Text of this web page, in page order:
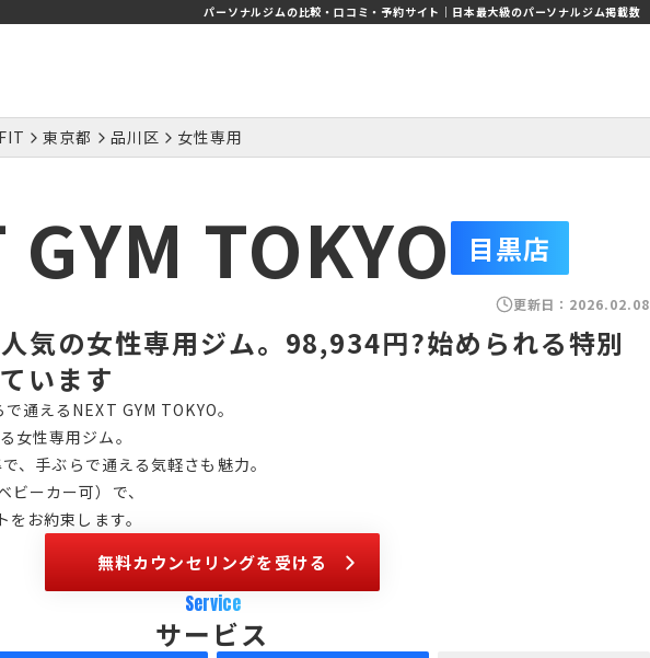
パーソナルジムの比較・口コミ・予約サイト｜日本最大級のパーソナルジム掲載数
東京都 品川区 女性専用
GYM TOKYO 目黒店
更新日： 2026.02.08
気の女性専用ジム。98,934円?始められる特別
います
通えるNEXT GYM TOKYO。
女性専用ジム。
、手ぶらで通える気軽さも魅力。
ーカー可）で、
お約束します。
無料カウンセリングを受ける
Service
サービス